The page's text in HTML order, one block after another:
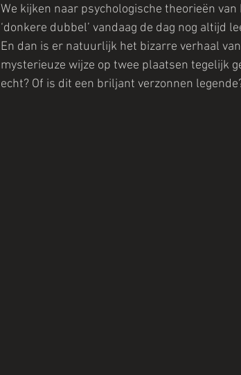
We kijken naar psychologische theorieën
‘donkere dubbel’ vandaag de dag nog altijd
En dan is er natuurlijk het bizarre verhaal van
mysterieuze wijze op twee plaatsen tegelijk
echt? Of is dit een briljant verzonnen